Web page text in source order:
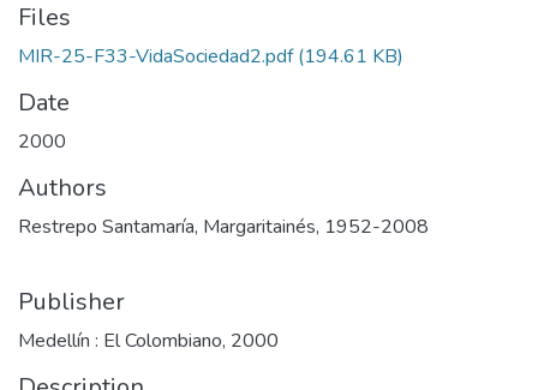
Files
MIR-25-F33-VidaSociedad2.pdf(194.61 KB)
Date
2000
Authors
Restrepo Santamaría, Margaritainés, 1952-2008
Publisher
Medellín : El Colombiano, 2000